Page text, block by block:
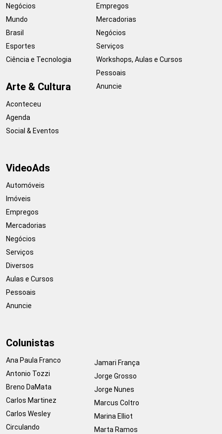
Negócios
Mundo
Brasil
Esportes
Ciência e Tecnologia
Arte & Cultura
Aconteceu
Agenda
Social & Eventos
Empregos
Mercadorias
Negócios
Serviços
Workshops, Aulas e Cursos
Pessoais
Anuncie
VideoAds
Automóveis
Imóveis
Empregos
Mercadorias
Negócios
Serviços
Diversos
Aulas e Cursos
Pessoais
Anuncie
Colunistas
Ana Paula Franco
Antonio Tozzi
Breno DaMata
Carlos Martinez
Carlos Wesley
Circulando
Jamari França
Jorge Grosso
Jorge Nunes
Marcus Coltro
Marina Elliot
Marta Ramos